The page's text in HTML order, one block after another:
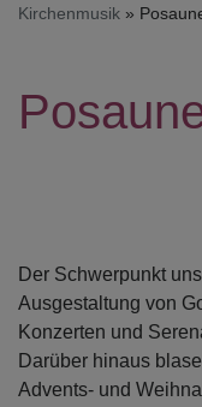
Kirchenmusik
Der Schwerpunkt
Ausgestaltung von
Konzerten und
Darüber hinaus
Advents- und